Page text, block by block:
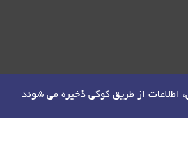
از طریق کوکی ذخیره می شوند